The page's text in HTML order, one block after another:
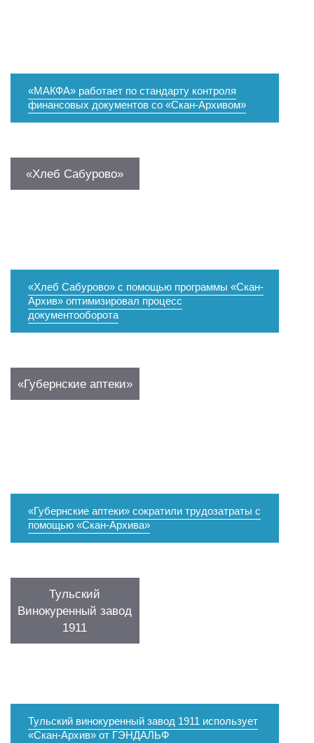
«МАКФА» работает по стандарту контроля
финансовых документов со «Скан-Архивом»
«Хлеб Сабурово»
«Хлеб Сабурово» с помощью программы «Скан-
Архив» оптимизировал процесс
документооборота
«Губернские аптеки»
«Губернские аптеки» сократили трудозатраты с
помощью «Скан-Архива»
Тульский
Винокуренный завод
1911
Тульский винокуренный завод 1911 использует
«Скан-Архив» от ГЭНДАЛЬФ